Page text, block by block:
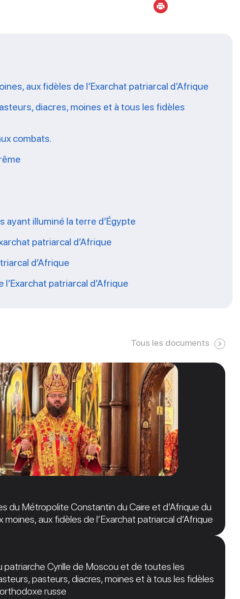
aux fidèles de l’Exarchat patriarcal d’Afrique
diacres, moines et à tous les fidèles
combats.
illuminé la terre d’Égypte
patriarcal d’Afrique
d’Afrique
patriarcal d’Afrique
Tous les documents
du Métropolite Constantin du Caire et d’Afrique du
moines, aux fidèles de l’Exarchat patriarcal d’Afrique
patriarche Cyrille de Moscou et de toutes les
pasteurs, diacres, moines et à tous les fidèles
russe